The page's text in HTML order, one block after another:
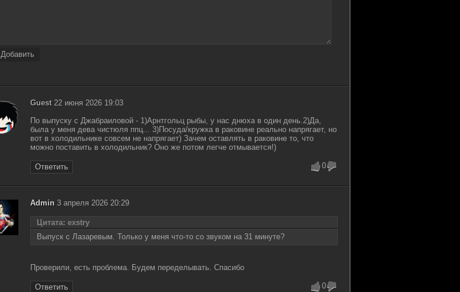
Добавить
Guest22 июня 2026 19:03
По выпуску с Джабраиловой - 1)Арнтгольц рыбы, у нас днюха в один день.2)Да,
была у меня дева чистюля ппц... 3)Посуда/кружка в раковине реально напрягает, но
вот в холодильнике совсем не напрягает) Зачем оставлять в раковине то, что
можно поставить в холодильник? Оно же потом легче отмывается!)
Ответить 0
Admin 3 апреля 2026 20:29
Цитата: exstry
Выпуск с Лазаревым. Только у меня что-то со звуком на 31 минуте?
Проверили, есть проблема. Будем переделывать. Спасибо
Ответить 0